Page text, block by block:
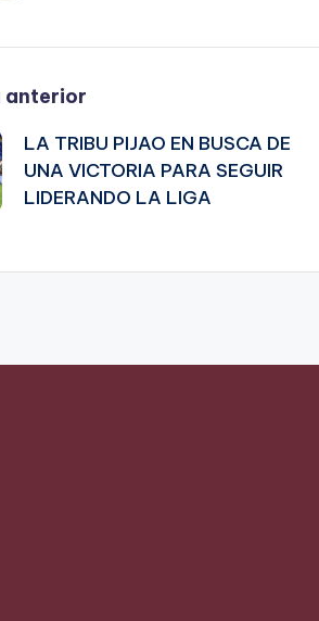
anterior
LA TRIBU PIJAO EN BUSCA DE
UNA VICTORIA PARA SEGUIR
LIDERANDO LA LIGA